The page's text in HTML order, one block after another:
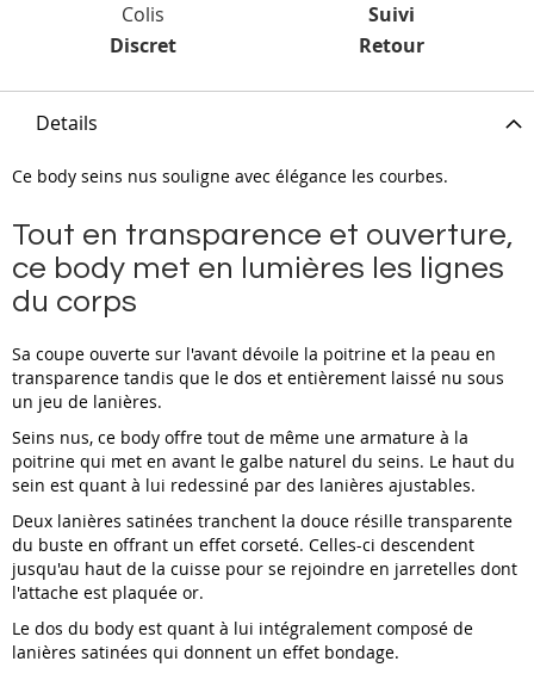
Colis
Discret
Suivi
Retour
Details
Ce body seins nus souligne avec élégance les courbes.
Tout en transparence et ouverture,
ce body met en lumières les lignes
du corps
Sa coupe ouverte sur l'avant dévoile la poitrine et la peau en
transparence tandis que le dos et entièrement laissé nu sous
un jeu de lanières.
Seins nus, ce body offre tout de même une armature à la
poitrine qui met en avant le galbe naturel du seins. Le haut du
sein est quant à lui redessiné par des lanières ajustables.
Deux lanières satinées tranchent la douce résille transparente
du buste en offrant un effet corseté. Celles-ci descendent
jusqu'au haut de la cuisse pour se rejoindre en jarretelles dont
l'attache est plaquée or.
Le dos du body est quant à lui intégralement composé de
lanières satinées qui donnent un effet bondage.